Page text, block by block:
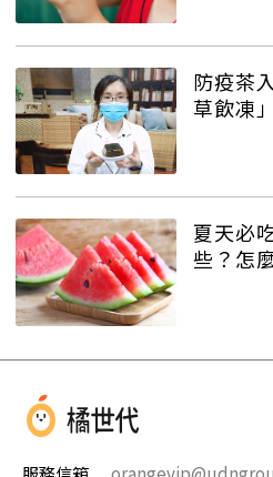
防疫茶
草飲凍
夏天必
些？怎